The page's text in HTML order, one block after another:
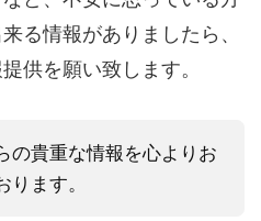
る情報がありましたら、
供を願い致します。
の貴重な情報を心よりお
ります。